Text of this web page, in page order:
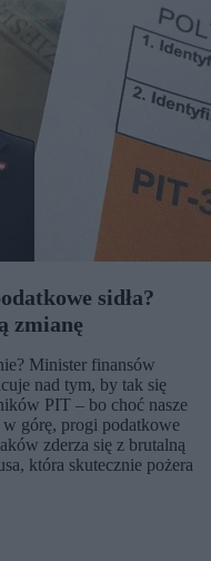
sidła?
zmianę
Minister finansów
nad tym, by tak się
PIT – bo choć nasze
w górę, progi podatkowe
zderza się z brutalną
która skutecznie pożera